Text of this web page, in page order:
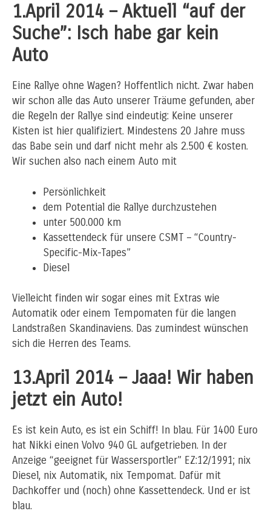
1.April 2014 – Aktuell “auf der
Suche”: Isch habe gar kein
Auto
Eine Rallye ohne Wagen? Hoffentlich nicht. Zwar haben
wir schon alle das Auto unserer Träume gefunden, aber
die Regeln der Rallye sind eindeutig: Keine unserer
Kisten ist hier qualifiziert. Mindestens 20 Jahre muss
das Babe sein und darf nicht mehr als 2.500 € kosten.
Wir suchen also nach einem Auto mit
Persönlichkeit
dem Potential die Rallye durchzustehen
unter 500.000 km
Kassettendeck für unsere CSMT – “Country-
Specific-Mix-Tapes”
Diesel
Vielleicht finden wir sogar eines mit Extras wie
Automatik oder einem Tempomaten für die langen
Landstraßen Skandinaviens. Das zumindest wünschen
sich die Herren des Teams.
13.April 2014 – Jaaa! Wir haben
jetzt ein Auto!
Es ist kein Auto, es ist ein Schiff! In blau. Für 1400 Euro
hat Nikki einen Volvo 940 GL aufgetrieben. In der
Anzeige “geeignet für Wassersportler” EZ:12/1991; nix
Diesel, nix Automatik, nix Tempomat. Dafür mit
Dachkoffer und (noch) ohne Kassettendeck. Und er ist
blau.